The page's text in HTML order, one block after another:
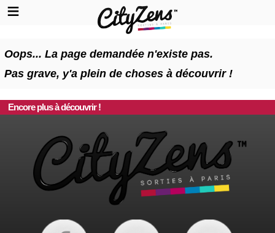
Oops... La page demandée n'existe pas.
Pas grave, y'a plein de choses à découvrir !
Encore plus à découvrir !